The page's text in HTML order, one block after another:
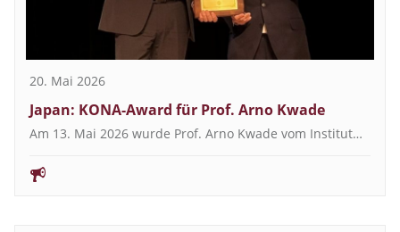
20. Mai 2026
Japan: KONA-Award für Prof. Arno Kwade
Am 13. Mai 2026 wurde Prof. Arno Kwade vom Institut…